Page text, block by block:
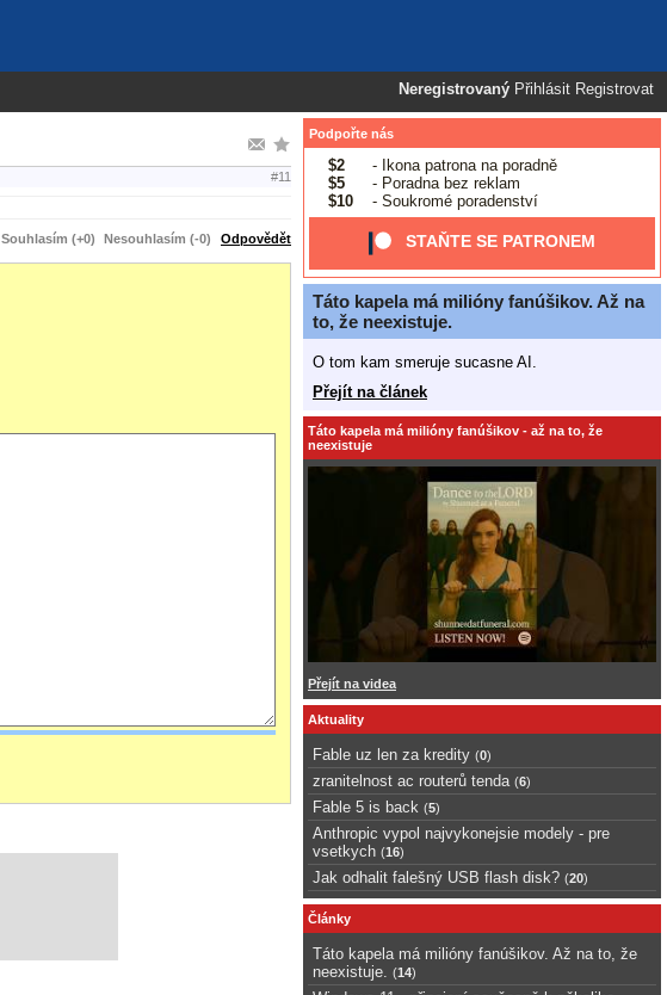
Neregistrovaný Přihlásit Registrovat
#11
Souhlasím (+0) Nesouhlasím (-0) Odpovědět
Podpořte nás
$2
- Ikona patrona na poradně
$5
- Poradna bez reklam
$10
- Soukromé poradenství
STAŇTE SE PATRONEM
Táto kapela má milióny fanúšikov. Až na
to, že neexistuje.
O tom kam smeruje sucasne AI.
Přejít na článek
Táto kapela má milióny fanúšikov - až na to, že
neexistuje
Přejít na videa
Aktuality
Fable uz len za kredity (0)
zranitelnost ac routerů tenda (6)
Fable 5 is back (5)
Anthropic vypol najvykonejsie modely - pre
vsetkych (16)
Jak odhalit falešný USB flash disk? (20)
Články
Táto kapela má milióny fanúšikov. Až na to, že
neexistuje.
(14)